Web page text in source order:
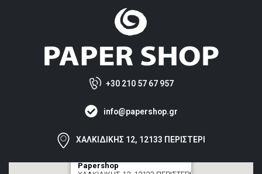
+30 210 57 67 957
info@papershop.gr
ΧΑΛΚΙΔΙΚΗΣ 12, 12133 ΠΕΡΙΣΤΕΡΙ
Papershop